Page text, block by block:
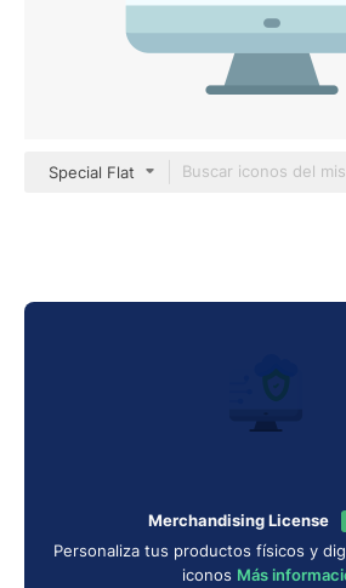
Special Flat
Merchandising License
Personaliza tus productos físicos y
iconos Más